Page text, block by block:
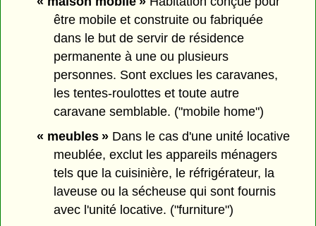
être mobile et construite ou fabriquée
dans le but de servir de résidence
permanente à une ou plusieurs
personnes. Sont exclues les caravanes,
les tentes-roulottes et toute autre
caravane semblable. ("mobile home")
« meubles »Dans le cas d'une unité locative
meublée, exclut les appareils ménagers
tels que la cuisinière, le réfrigérateur, la
laveuse ou la sécheuse qui sont fournis
avec l'unité locative. ("furniture")